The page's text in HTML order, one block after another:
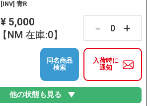
[INV] 青R
¥ 5,000
【NM 在庫:0】
－ +
入荷時に
通知
同名商品
検索
他の状態も見る